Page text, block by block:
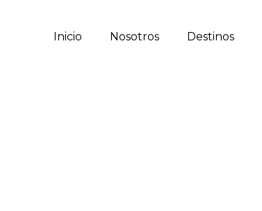
Inicio Nosotros Destinos